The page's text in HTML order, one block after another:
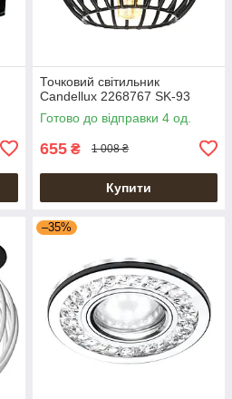
Точковий світильник
Candellux 2268767 SK-93
Готово до відправки 4 од.
655 ₴ 1 008 ₴
Купити
–35%